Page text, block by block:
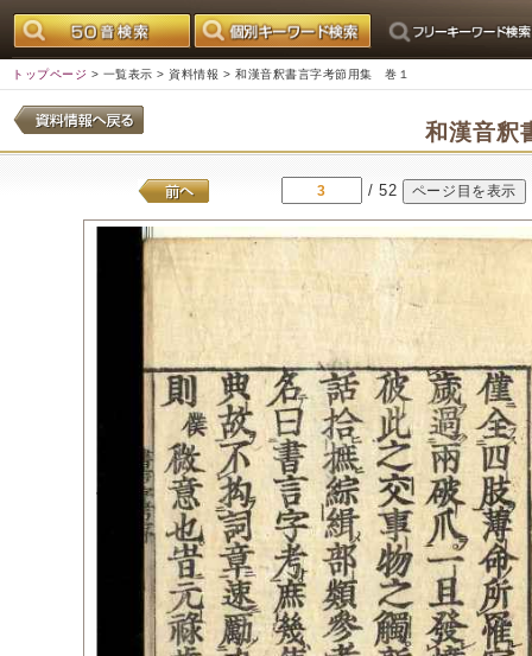
トップページ > 一覧表示 > 資料情報 > 和漢音釈書言字考節用集 巻１
和漢音釈
/ 52